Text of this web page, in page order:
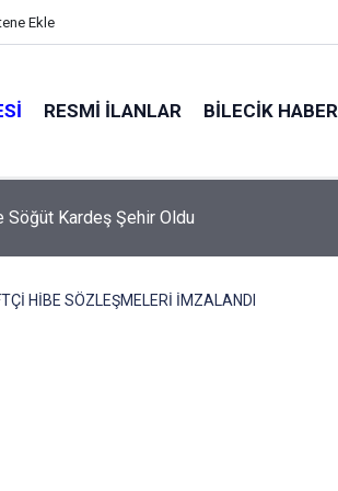
Ekle
RESMI İLANLAR BILECIK HABER
Söğüt Kardeş Şehir Oldu
HİBE SÖZLEŞMELERİ İMZALANDI